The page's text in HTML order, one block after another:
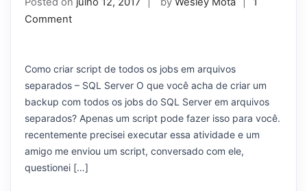
Comment
Como criar script de todos os jobs em arquivos
separados – SQL Server O que você acha de criar um
backup com todos os jobs do SQL Server em arquivos
separados? Apenas um script pode fazer isso para você.
recentemente precisei executar essa atividade e um
amigo me enviou um script, conversado com ele,
questionei […]